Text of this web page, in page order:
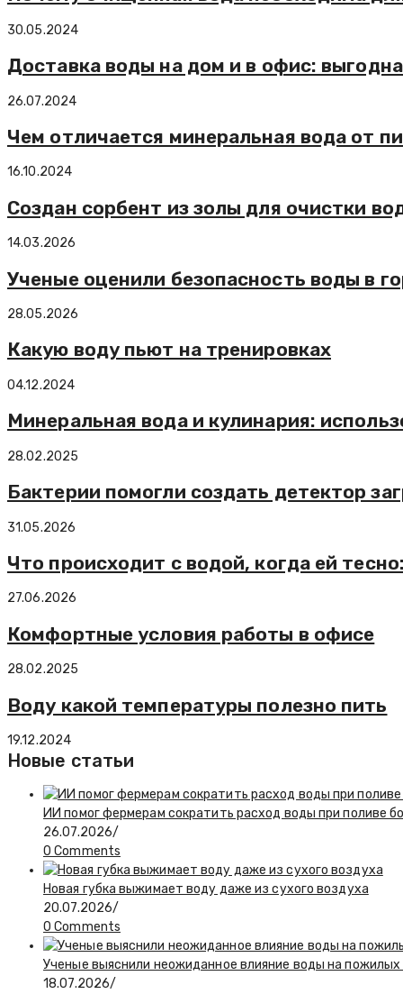
30.05.2024
Доставка воды на дом и в офис:
26.07.2024
Чем отличается минеральная вода от
16.10.2024
Создан сорбент из золы для очистки
14.03.2026
Ученые оценили безопасность воды в
28.05.2026
Какую воду пьют на тренировках
04.12.2024
Минеральная вода и кулинария:
28.02.2025
Бактерии помогли создать детектор
31.05.2026
Что происходит с водой, когда ей
27.06.2026
Комфортные условия работы в офисе
28.02.2025
Воду какой температуры полезно пить
19.12.2024
Новые статьи
ИИ помог фермерам сократить расход воды при поливе
26.07.2026/
0 Comments
Новая губка выжимает воду даже из сухого воздуха
20.07.2026/
0 Comments
Ученые выяснили неожиданное влияние воды на
18.07.2026/